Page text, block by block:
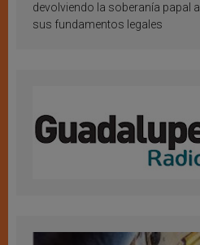
devolviendo la soberanía papal a
sus fundamentos legales